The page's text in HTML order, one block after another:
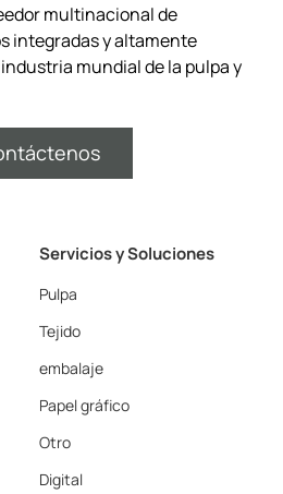
multinacional de
integradas y altamente
mundial de la pulpa y
Servicios y Soluciones
Pulpa
Tejido
embalaje
Papel gráfico
Otro
Digital